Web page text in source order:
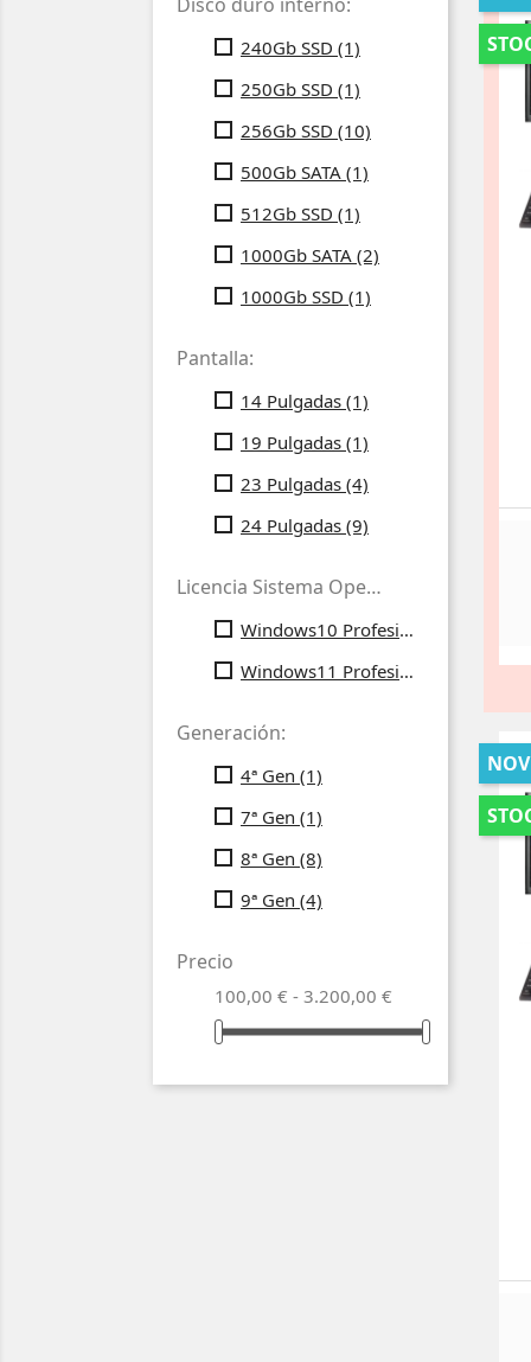
240Gb SSD (1)
250Gb SSD (1)
256Gb SSD (10)
500Gb SATA (1)
512Gb SSD (1)
1000Gb SATA (2)
1000Gb SSD (1)
Pantalla:
14 Pulgadas (1)
19 Pulgadas (1)
23 Pulgadas (4)
24 Pulgadas (9)
Licencia Sistema Operativo:
Windows10 Profesional
Windows11 Profesional
Generación:
4ª Gen (1)
7ª Gen (1)
8ª Gen (8)
9ª Gen (4)
Precio
100,00 € - 3.200,00 €